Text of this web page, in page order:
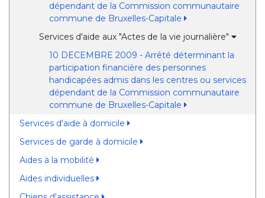
dépendant de la Commission communautaire
commune de Bruxelles-Capitale
Services d'aide aux "Actes de la vie journalière"
10 DECEMBRE 2009 - Arrêté déterminant la
participation financière des personnes
handicapées admis dans les centres ou services
dépendant de la Commission communautaire
commune de Bruxelles-Capitale
Services d'aide à domicile
Services de garde à domicile
Aides à la mobilité
Aides individuelles